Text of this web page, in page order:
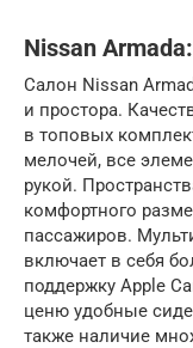
Nissan
Салон Nissan
и простора.
в топовых
мелочей, все
рукой.
комфортного
пассажиров.
включает в себя
поддержку Apple
ценю удобные
также наличие